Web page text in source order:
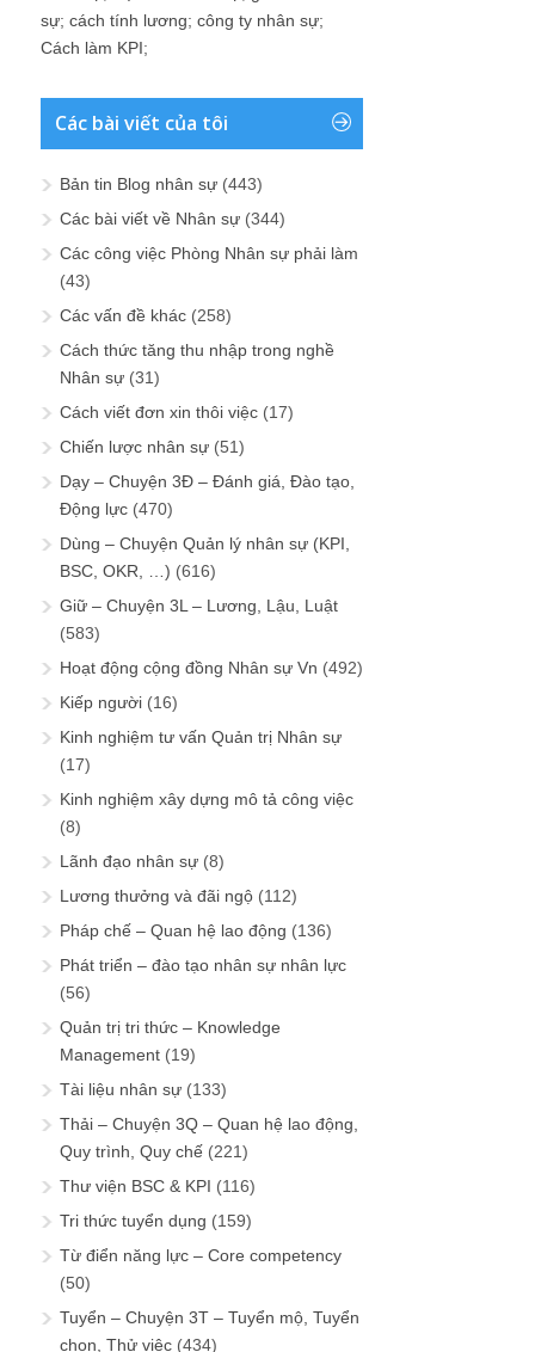
sự; cách tính lương; công ty nhân sự;
Cách làm KPI;
Các bài viết của tôi
Bản tin Blog nhân sự (443)
Các bài viết về Nhân sự (344)
Các công việc Phòng Nhân sự phải làm
(43)
Các vấn đề khác (258)
Cách thức tăng thu nhập trong nghề
Nhân sự (31)
Cách viết đơn xin thôi việc (17)
Chiến lược nhân sự (51)
Dạy – Chuyện 3Đ – Đánh giá, Đào tạo,
Động lực (470)
Dùng – Chuyện Quản lý nhân sự (KPI,
BSC, OKR, …) (616)
Giữ – Chuyện 3L – Lương, Lậu, Luật
(583)
Hoạt động cộng đồng Nhân sự Vn (492)
Kiếp người (16)
Kinh nghiệm tư vấn Quản trị Nhân sự
(17)
Kinh nghiệm xây dựng mô tả công việc
(8)
Lãnh đạo nhân sự (8)
Lương thưởng và đãi ngộ (112)
Pháp chế – Quan hệ lao động (136)
Phát triển – đào tạo nhân sự nhân lực
(56)
Quản trị tri thức – Knowledge
Management (19)
Tài liệu nhân sự (133)
Thải – Chuyện 3Q – Quan hệ lao động,
Quy trình, Quy chế (221)
Thư viện BSC & KPI (116)
Tri thức tuyển dụng (159)
Từ điển năng lực – Core competency
(50)
Tuyển – Chuyện 3T – Tuyển mộ, Tuyển
chọn, Thử việc (434)